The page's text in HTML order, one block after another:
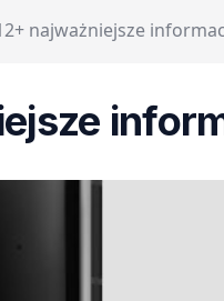
najważniejsze